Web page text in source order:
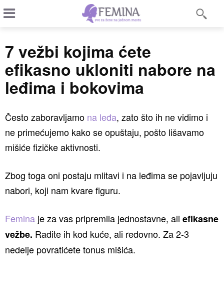
7 vežbi kojima ćete
efikasno ukloniti nabore na
leđima i bokovima
Često zaboravljamo na leđa, zato što ih ne vidimo i
ne primećujemo kako se opuštaju, pošto lišavamo
mišiće fizičke aktivnosti.
Zbog toga oni postaju mlitavi i na leđima se pojavljuju
nabori, koji nam kvare figuru.
Femina je za vas pripremila jednostavne, ali efikasne
vežbe. Radite ih kod kuće, ali redovno. Za 2-3
nedelje povratićete tonus mišića.